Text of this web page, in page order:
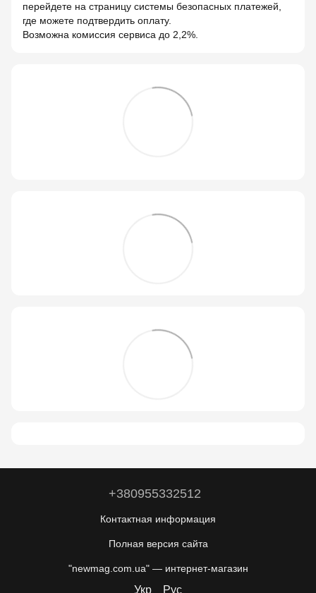
перейдете на страницу системы безопасных платежей,
где можете подтвердить оплату.
Возможна комиссия сервиса до 2,2%.
+380955332512
Контактная информация
Полная версия сайта
"newmag.com.ua" — интернет-магазин
Укр Рус